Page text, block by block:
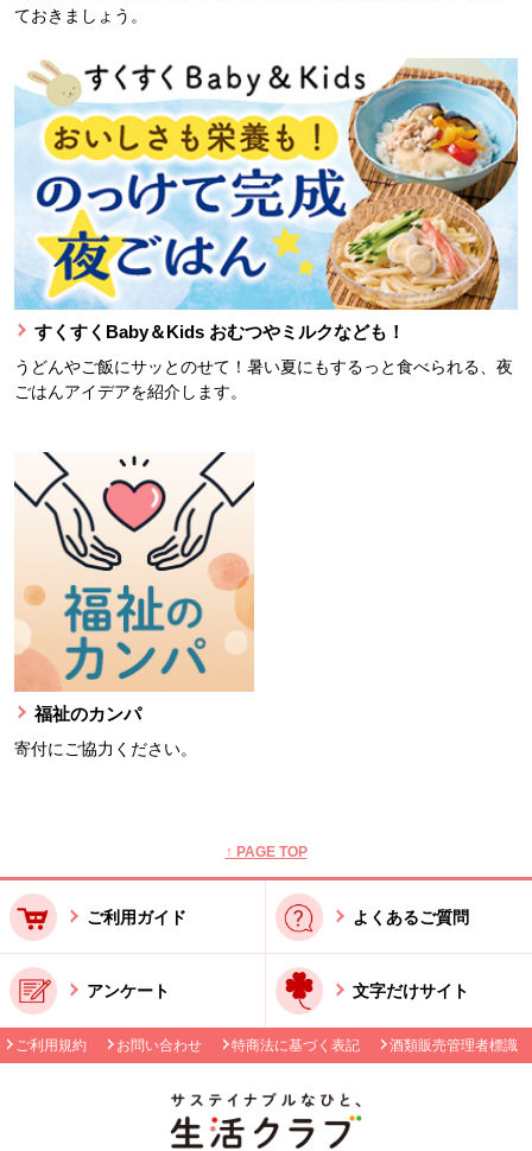
ておきましょう。
すくすくBaby＆Kids おむつやミルクなども！
うどんやご飯にサッとのせて！暑い夏にもするっと食べられる、夜
ごはんアイデアを紹介します。
福祉のカンパ
寄付にご協力ください。
↑ PAGE TOP
ご利用ガイド よくあるご質問
アンケート 文字だけサイト
ご利用規約 お問い合わせ 特商法に基づく表記 酒類販売管理者標識